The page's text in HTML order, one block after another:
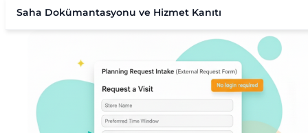
Saha Dokümantasyonu ve Hizmet Kanıtı